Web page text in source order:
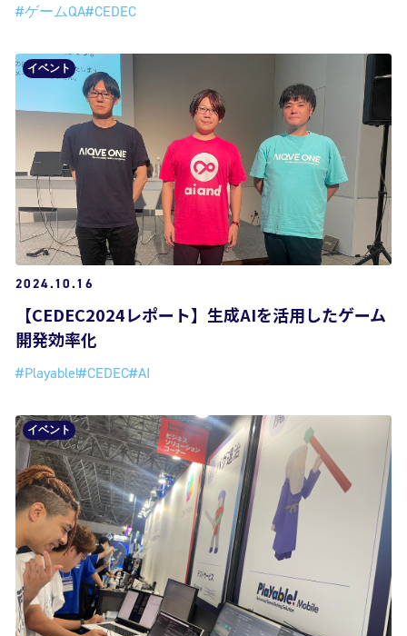
#ゲームQA#CEDEC
イベント
2024.10.16
【CEDEC2024レポート】生成AIを活用したゲーム
開発効率化
#Playable!#CEDEC#AI
イベント